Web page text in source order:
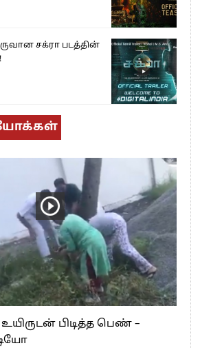
சக்ரா படத்தின்
பிடித்த பெண் –